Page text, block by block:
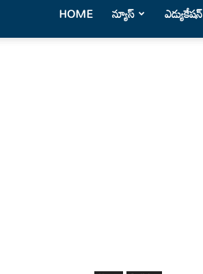
News
HOME న్యూస్ ఎడ్యుకేషన్